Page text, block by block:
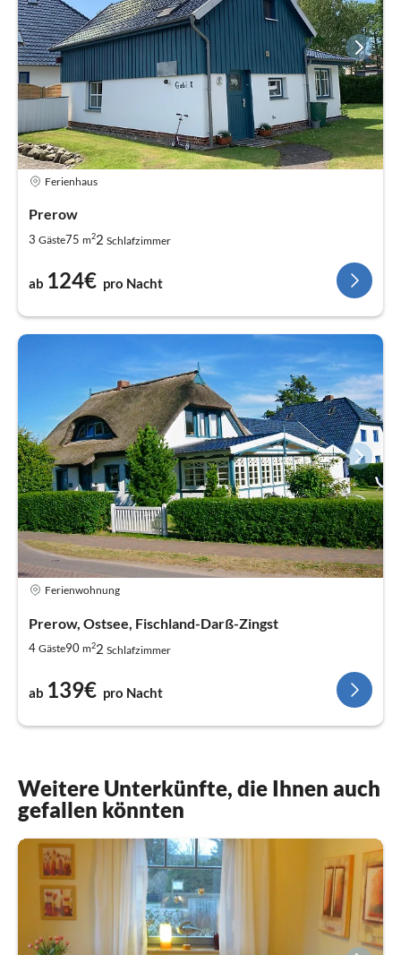
Ferienhaus
Prerow
3 Gäste75 m22 Schlafzimmer
ab 124€ pro Nacht
Ferienwohnung
Prerow, Ostsee, Fischland-Darß-Zingst
4 Gäste90 m22 Schlafzimmer
ab 139€ pro Nacht
Weitere Unterkünfte, die Ihnen auch
gefallen könnten